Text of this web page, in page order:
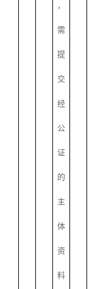
，
需
提
交
经
公
证
的
主
体
资
料